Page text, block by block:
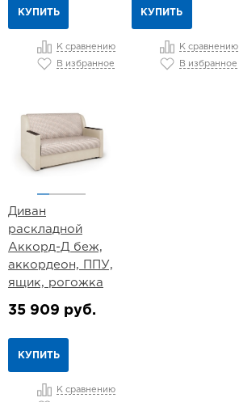
КУПИТЬ
К сравнению
В избранное
КУПИТЬ
К сравнению
В избранное
Диван
раскладной
Аккорд-Д беж,
аккордеон, ППУ,
ящик, рогожка
35 909 руб.
КУПИТЬ
К сравнению